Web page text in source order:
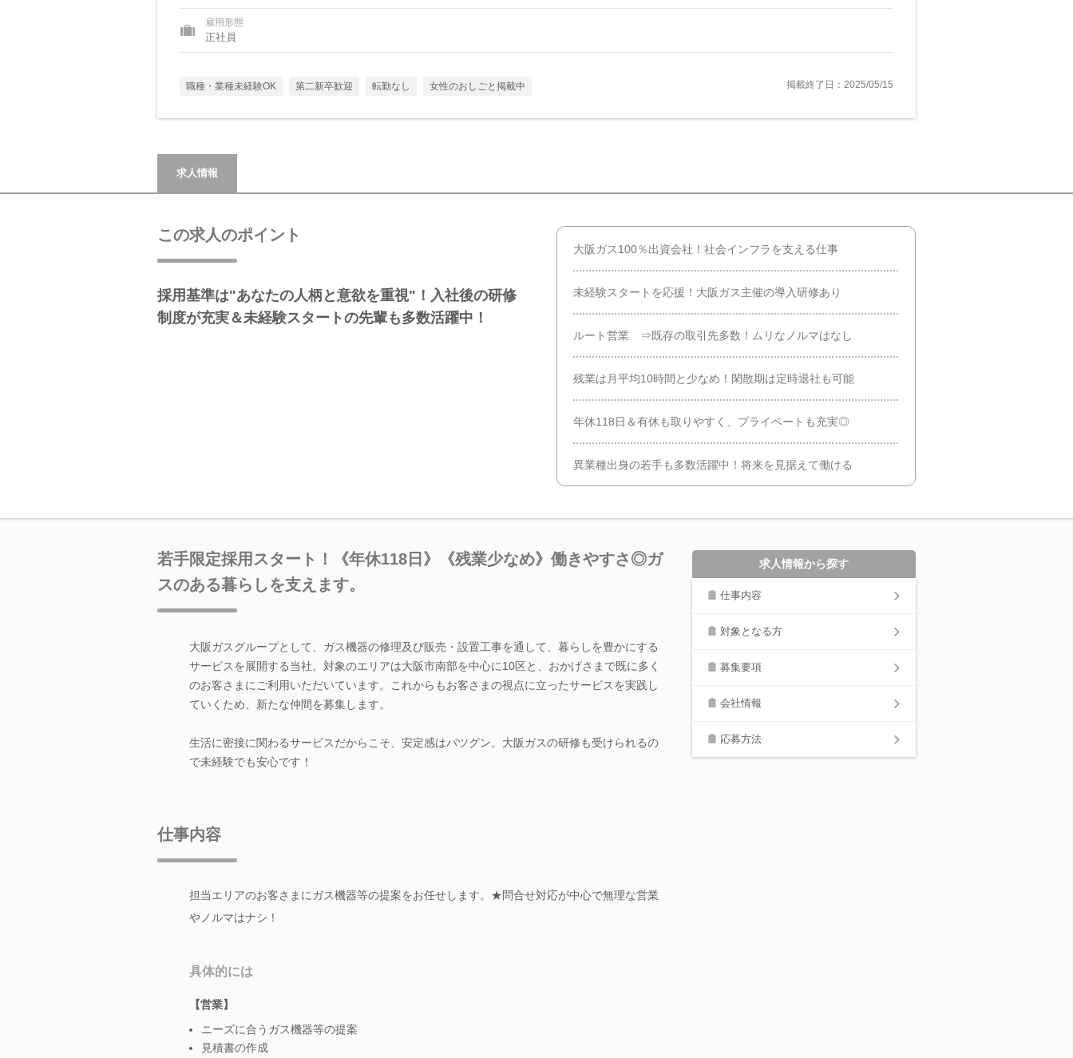
雇用形態
正社員
職種・業種未経験OK 第二新卒歓迎 転勤なし 女性のおしごと掲載中 掲載終了日：2025/05/15
求人情報
この求人のポイント
採用基準は"あなたの人柄と意欲を重視"！入社後の研修
制度が充実＆未経験スタートの先輩も多数活躍中！
大阪ガス100％出資会社！社会インフラを支える仕事
未経験スタートを応援！大阪ガス主催の導入研修あり
ルート営業 ⇒既存の取引先多数！ムリなノルマはなし
残業は月平均10時間と少なめ！閑散期は定時退社も可能
年休118日＆有休も取りやすく、プライベートも充実◎
異業種出身の若手も多数活躍中！将来を見据えて働ける
若手限定採用スタート！《年休118日》《残業少なめ》働きやすさ◎ガ
スのある暮らしを支えます。
大阪ガスグループとして、ガス機器の修理及び販売・設置工事を通して、暮らしを豊かにする
サービスを展開する当社。対象のエリアは大阪市南部を中心に10区と、おかげさまで既に多く
のお客さまにご利用いただいています。これからもお客さまの視点に立ったサービスを実践し
ていくため、新たな仲間を募集します。
生活に密接に関わるサービスだからこそ、安定感はバツグン。大阪ガスの研修も受けられるの
で未経験でも安心です！
仕事内容
担当エリアのお客さまにガス機器等の提案をお任せします。★問合せ対応が中心で無理な営業
やノルマはナシ！
具体的には
【営業】
ニーズに合うガス機器等の提案
見積書の作成
求人情報から探す
仕事内容
対象となる方
募集要項
会社情報
応募方法